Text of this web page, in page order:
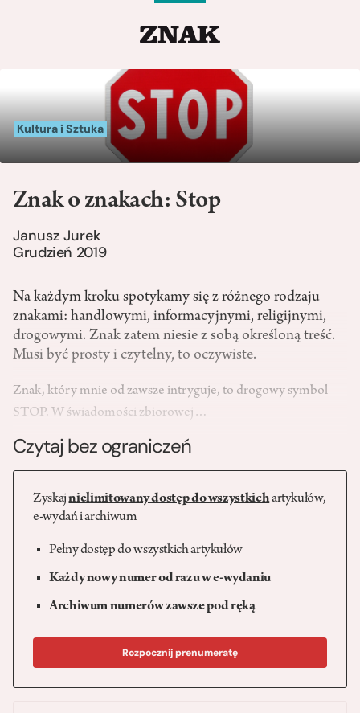
Kultura i Sztuka
Znak o znakach: Stop
Janusz Jurek
Grudzień 2019
Na każdym kroku spotykamy się z różnego rodzaju
znakami: handlowymi, informacyjnymi, religijnymi,
drogowymi. Znak zatem niesie z sobą określoną treść.
Musi być prosty i czytelny, to oczywiste.
Znak, który mnie od zawsze intryguje, to drogowy symbol
STOP. W świadomości zbiorowej…
Czytaj bez ograniczeń
Zyskajnielimitowany dostęp do wszystkichartykułów,
e-wydań i archiwum
Pełny dostęp do wszystkich artykułów
Każdy nowy numer od razu w e-wydaniu
Archiwum numerów zawsze pod ręką
Rozpocznij prenumeratę